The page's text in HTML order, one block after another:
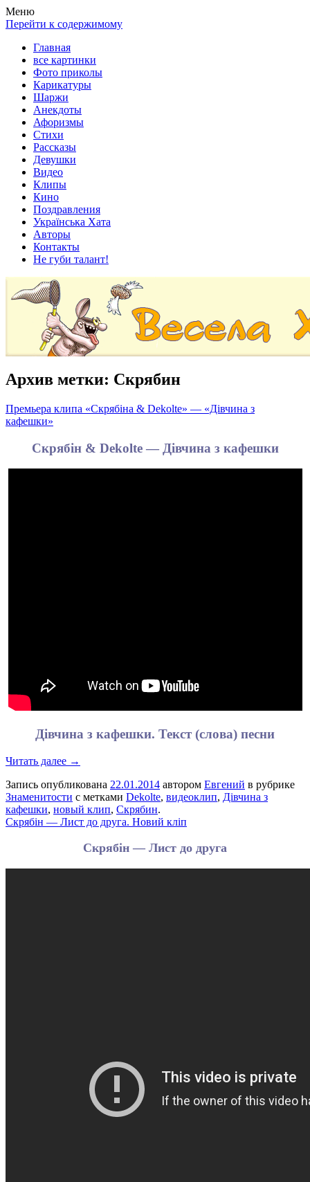
Весела хата — прикольные картинки, смешные истории,
клипы!
Покажем всем ваши фото приколы, карикатуры, шаржи, стихи,
рассказы, видео и песни!
Меню
Перейти к содержимому
Главная
все картинки
Фото приколы
Карикатуры
Шаржи
Анекдоты
Афоризмы
Стихи
Рассказы
Девушки
Видео
Клипы
Кино
Поздравления
Українська Хата
Авторы
Контакты
Не губи талант!
Архив метки: Скрябин
Премьера клипа «Скрябіна & Dekolte» — «Дівчина з
кафешки»
Скрябін & Dekolte — Дівчина з кафешки
Дівчина з кафешки. Текст (слова) песни
Читать далее →
Запись опубликована 22.01.2014 автором Евгений в рубрике
Знаменитости с метками Dekolte, видеоклип, Дівчина з
кафешки, новый клип, Скрябин.
Скрябін — Лист до друга. Новий кліп
Скрябін — Лист до друга